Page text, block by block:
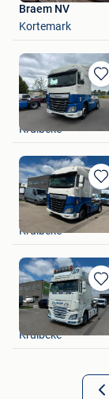
Braem NV
Kortemark
in
Mijn
NR USED
Kruibeke
in
Mijn
NR USED
Kruibeke
in
Mijn
NR USED
Kruibeke